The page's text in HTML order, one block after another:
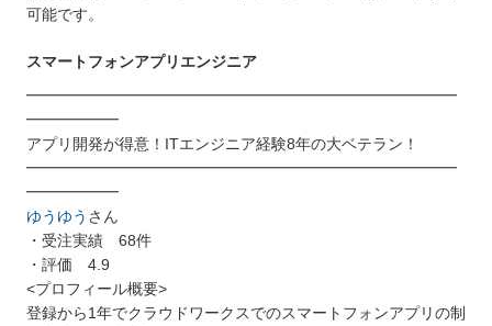
可能です。
スマートフォンアプリエンジニア
━━━━━━━━━━━━━━━━━━━━━━━━━━━━
━━━━━━
アプリ開発が得意！ITエンジニア経験8年の大ベテラン！
━━━━━━━━━━━━━━━━━━━━━━━━━━━━
━━━━━━
ゆうゆう さん
・受注実績 68件
・評価 4.9
<プロフィール概要>
登録から1年でクラウドワークスでのスマートフォンアプリの制